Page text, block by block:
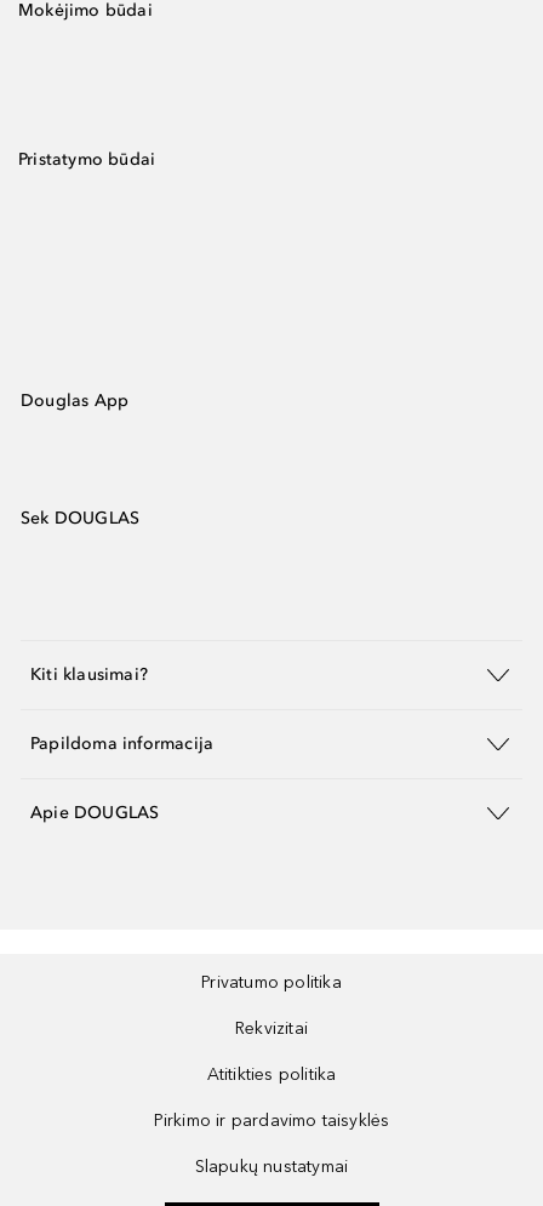
Mokėjimo būdai
Pristatymo būdai
Douglas App
Sek DOUGLAS
Kiti klausimai?
Papildoma informacija
Apie DOUGLAS
Privatumo politika
Rekvizitai
Atitikties politika
Pirkimo ir pardavimo taisyklės
Slapukų nustatymai